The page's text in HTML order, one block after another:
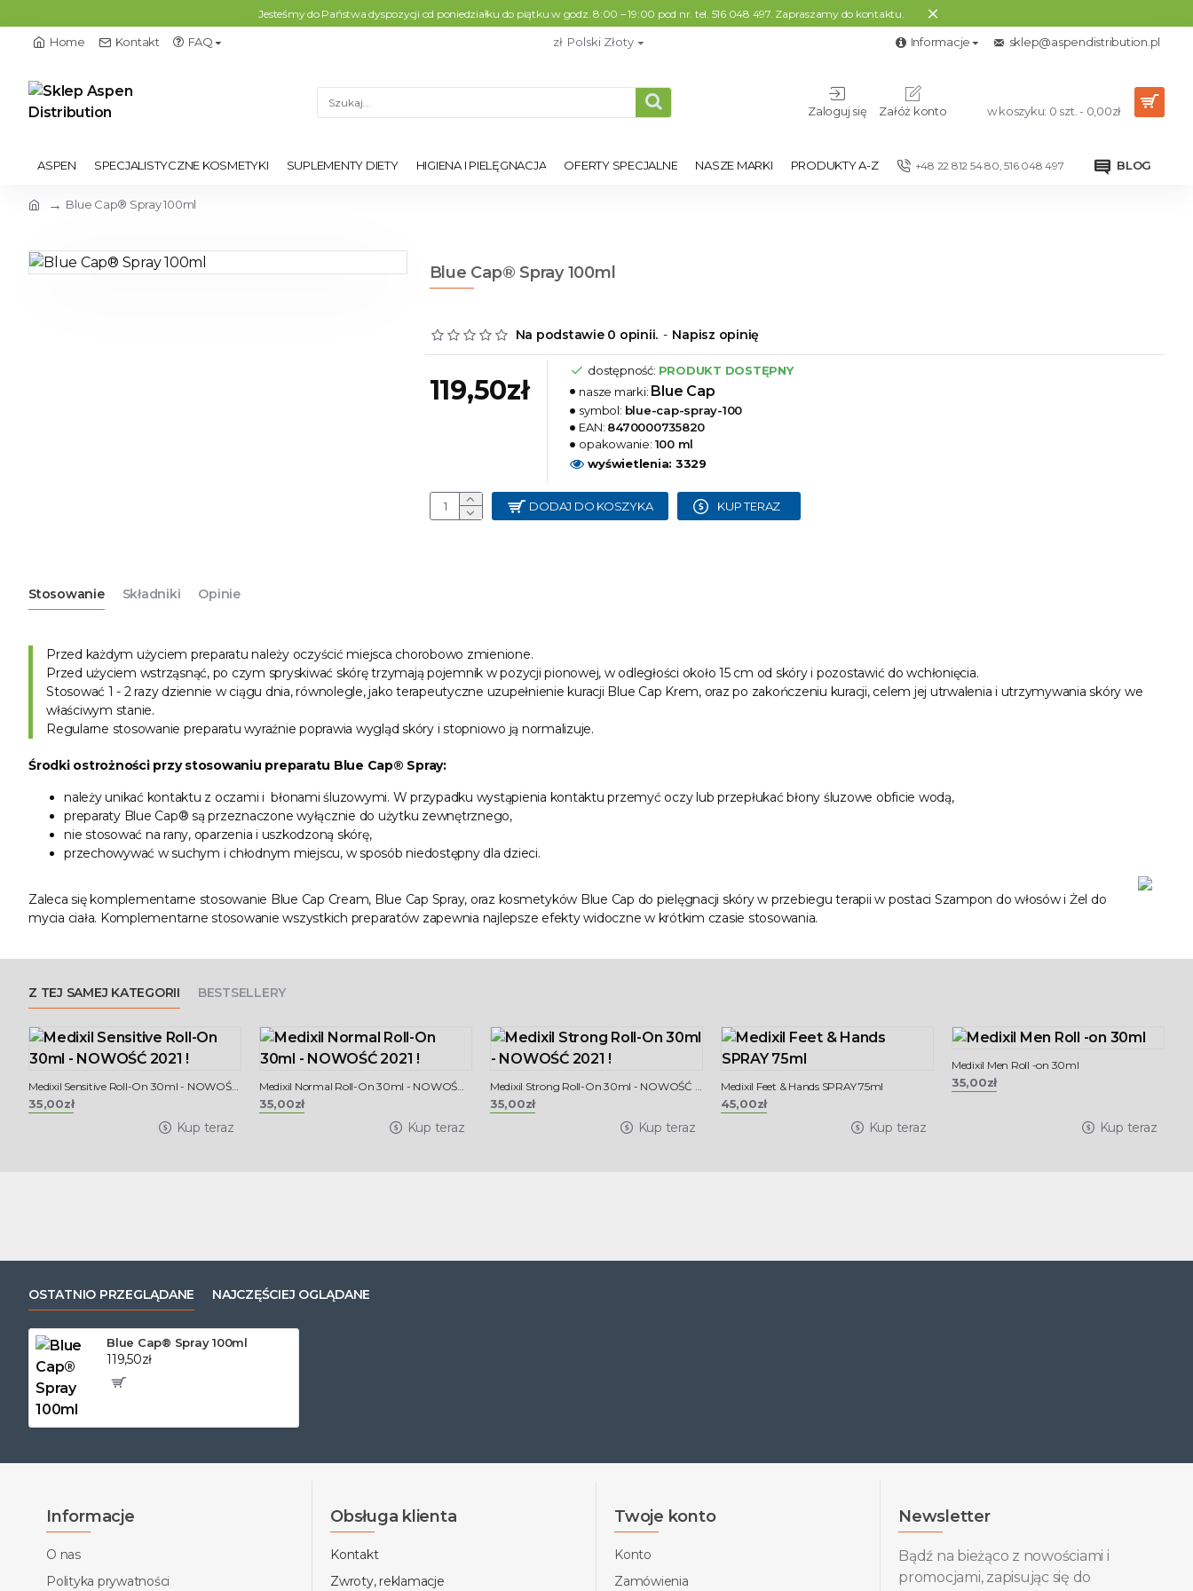
Jesteśmy do Państwa dyspozycji od poniedziałku do piątku w godz. 8:00 – 19:00 pod nr. tel. 516 048 497. Zapraszamy do kontaktu.
Home Kontakt FAQ zł Polski Złoty Informacje sklep@aspendistribution.pl
Zaloguj się Załóż konto w koszyku: 0 szt. - 0,00zł
ASPEN SPECJALISTYCZNE KOSMETYKI SUPLEMENTY DIETY HIGIENA I PIELĘGNACJA OFERTY SPECJALNE NASZE MARKI PRODUKTY A-Z +48 22 812 54 80, 516 048 497 BLOG
Blue Cap® Spray 100ml
Blue Cap® Spray 100ml
Na podstawie 0 opinii. - Napisz opinię
119,50zł
dostępność: PRODUKT DOSTĘPNY
nasze marki: Blue Cap
symbol: blue-cap-spray-100
EAN: 8470000735820
opakowanie: 100 ml
wyświetlenia: 3329
DODAJ DO KOSZYKA KUP TERAZ
Stosowanie Składniki Opinie
Przed każdym użyciem preparatu należy oczyścić miejsca chorobowo zmienione.
Przed użyciem wstrząsnąć, po czym spryskiwać skórę trzymają pojemnik w pozycji pionowej, w odległości około 15 cm od skóry i pozostawić do wchłonięcia.
Stosować 1 - 2 razy dziennie w ciągu dnia, równolegle, jako terapeutyczne uzupełnienie kuracji Blue Cap Krem, oraz po zakończeniu kuracji, celem jej utrwalenia i utrzymywania skóry we
właściwym stanie.
Regularne stosowanie preparatu wyraźnie poprawia wygląd skóry i stopniowo ją normalizuje.
Środki ostrożności przy stosowaniu preparatu Blue Cap® Spray:
należy unikać kontaktu z oczami i błonami śluzowymi. W przypadku wystąpienia kontaktu przemyć oczy lub przepłukać błony śluzowe obficie wodą,
preparaty Blue Cap® są przeznaczone wyłącznie do użytku zewnętrznego,
nie stosować na rany, oparzenia i uszkodzoną skórę,
przechowywać w suchym i chłodnym miejscu, w sposób niedostępny dla dzieci.
Zaleca się komplementarne stosowanie Blue Cap Cream, Blue Cap Spray, oraz kosmetyków Blue Cap do pielęgnacji skóry w przebiegu terapii w postaci Szampon do włosów i Żel do
mycia ciała. Komplementarne stosowanie wszystkich preparatów zapewnia najlepsze efekty widoczne w krótkim czasie stosowania.
Z TEJ SAMEJ KATEGORII BESTSELLERY
Medixil Sensitive Roll-On 30ml - NOWOŚĆ 2021 !
35,00zł
Kup teraz
Medixil Normal Roll-On 30ml - NOWOŚĆ 2021 !
35,00zł
Kup teraz
Medixil Strong Roll-On 30ml - NOWOŚĆ 2021 !
35,00zł
Kup teraz
Medixil Feet & Hands SPRAY 75ml
45,00zł
Kup teraz
Medixil Men Roll -on 30ml
35,00zł
Kup teraz
OSTATNIO PRZEGLĄDANE NAJCZĘŚCIEJ OGLĄDANE
Blue Cap® Spray 100ml
119,50zł
Informacje
O nas
Polityka prywatności
Obsługa klienta
Kontakt
Zwroty, reklamacje
Twoje konto
Konto
Zamówienia
Newsletter
Bądź na bieżąco z nowościami i
promocjami, zapisując się do